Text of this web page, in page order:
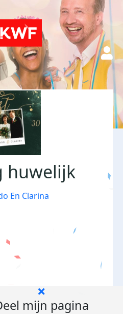
huwelijk
En Clarina
mijn pagina